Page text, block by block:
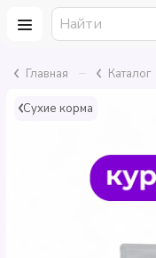
Главная – Каталог
Сухие корма